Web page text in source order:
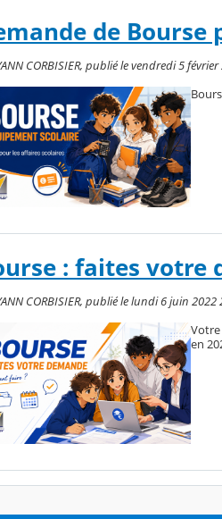
de
CORBISIER, publié le vendredi 5
: faites votre
CORBISIER, publié le lundi 6 juin
Votre
en